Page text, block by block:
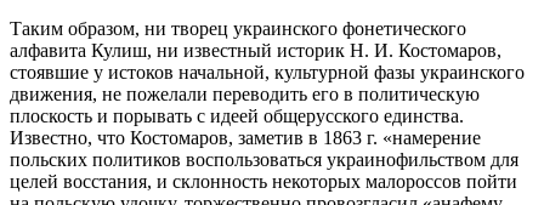
Таким образом, ни творец украинского фонетического
алфавита Кулиш, ни известный историк Н. И. Костомаров,
стоявшие у истоков начальной, культурной фазы украинского
движения, не пожелали переводить его в политическую
плоскость и порывать с идеей общерусского единства.
Известно, что Костомаров, заметив в 1863 г. «намерение
польских политиков воспользоваться украинофильством для
целей восстания, и склонность некоторых малороссов пойти